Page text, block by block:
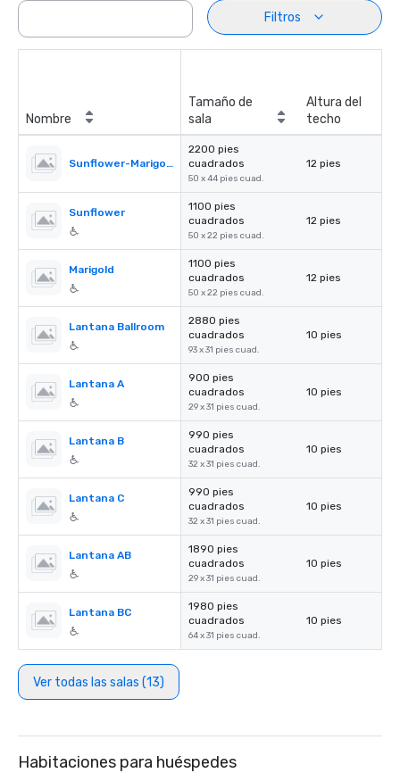
Filtros
Nombre
Tamaño de
sala
Altura del
techo
Sunflower-Marigold Ballroom
2200 pies
cuadrados
50 x 44 pies cuad.
12 pies
Sunflower
1100 pies
cuadrados
50 x 22 pies cuad.
12 pies
Marigold
1100 pies
cuadrados
50 x 22 pies cuad.
12 pies
Lantana Ballroom
2880 pies
cuadrados
93 x 31 pies cuad.
10 pies
Lantana A
900 pies
cuadrados
29 x 31 pies cuad.
10 pies
Lantana B
990 pies
cuadrados
32 x 31 pies cuad.
10 pies
Lantana C
990 pies
cuadrados
32 x 31 pies cuad.
10 pies
Lantana AB
1890 pies
cuadrados
29 x 31 pies cuad.
10 pies
Lantana BC
1980 pies
cuadrados
64 x 31 pies cuad.
10 pies
Ver todas las salas (13)
Habitaciones para huéspedes